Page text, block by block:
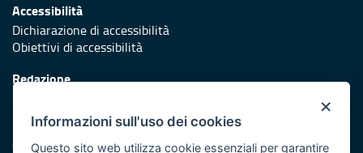
Accessibilità
Dichiarazione di accessibilità
Obiettivi di accessibilità
Redazione
Protezione civile
Vai al sito di Protezione Civile Puglia
×
Informazioni sull'uso dei cookies
Questo sito web utilizza cookie essenziali per garantire